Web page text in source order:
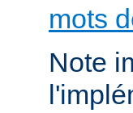
mots
Note